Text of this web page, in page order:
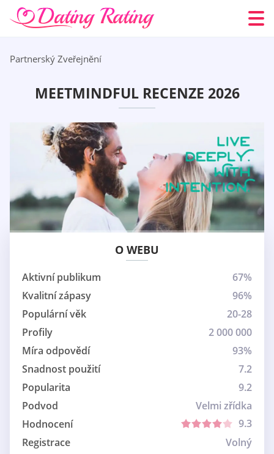
Partnerský Zveřejnění
MEETMINDFUL RECENZE 2026
O WEBU
Aktivní publikum
67%
Kvalitní zápasy
96%
Populární věk
20-28
Profily
2 000 000
Míra odpovědí
93%
Snadnost použití
7.2
Popularita
9.2
Podvod
Velmi zřídka
Hodnocení
9.3
Registrace
Volný